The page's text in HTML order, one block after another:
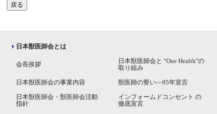
戻る
日本獣医師会とは
会長挨拶
日本獣医師会と "One Health"の
取り組み
日本獣医師会の事業内容 獣医師の誓い―95年宣言
日本獣医師会・獣医師会活動
指針
インフォームドコンセント の
徹底宣言